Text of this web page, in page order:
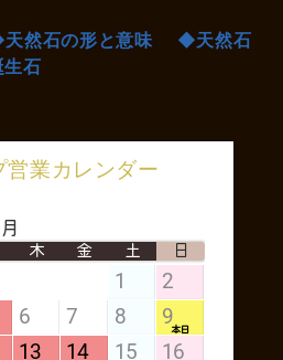
然石の形と意味
◆天然石
石
業カレンダー